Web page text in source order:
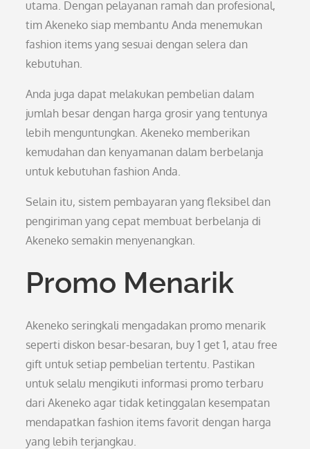
utama. Dengan pelayanan ramah dan profesional,
tim Akeneko siap membantu Anda menemukan
fashion items yang sesuai dengan selera dan
kebutuhan.
Anda juga dapat melakukan pembelian dalam
jumlah besar dengan harga grosir yang tentunya
lebih menguntungkan. Akeneko memberikan
kemudahan dan kenyamanan dalam berbelanja
untuk kebutuhan fashion Anda.
Selain itu, sistem pembayaran yang fleksibel dan
pengiriman yang cepat membuat berbelanja di
Akeneko semakin menyenangkan.
Promo Menarik
Akeneko seringkali mengadakan promo menarik
seperti diskon besar-besaran, buy 1 get 1, atau free
gift untuk setiap pembelian tertentu. Pastikan
untuk selalu mengikuti informasi promo terbaru
dari Akeneko agar tidak ketinggalan kesempatan
mendapatkan fashion items favorit dengan harga
yang lebih terjangkau.